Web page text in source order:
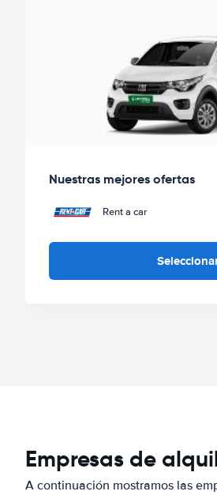
Nuestras mejores ofertas
Rent a car
Empresas de
A continuación mostramos las